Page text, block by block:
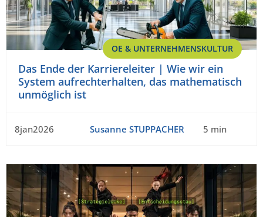
OE & UNTERNEHMENSKULTUR
Das Ende der Karriereleiter | Wie wir ein
System aufrechterhalten, das mathematisch
unmöglich ist
8jan2026 Susanne STUPPACHER 5 min